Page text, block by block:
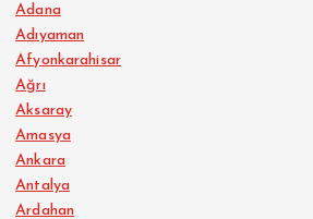
Adana
Adıyaman
Afyonkarahisar
Ağrı
Aksaray
Amasya
Ankara
Antalya
Ardahan